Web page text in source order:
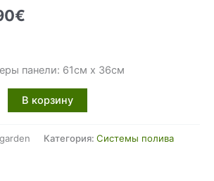
€
панели: 61см х 36см
В корзину
Категория: Системы полива